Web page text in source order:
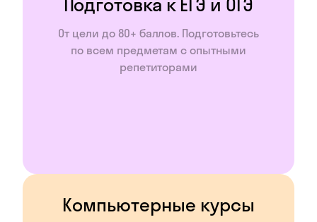
От цели до 80+ баллов. Подготовьтесь
по всем предметам с опытными
репетиторами
Компьютерные курсы